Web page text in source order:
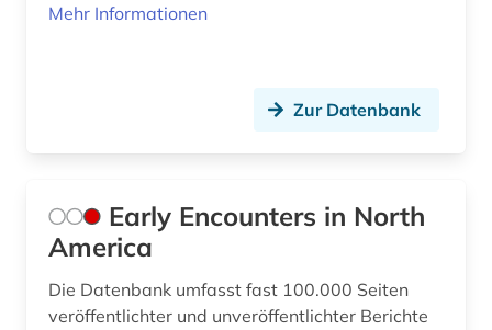
Mehr Informationen
Zur Datenbank
Early Encounters in North
America
Die Datenbank umfasst fast 100.000 Seiten
veröffentlichter und unveröffentlichter Berichte